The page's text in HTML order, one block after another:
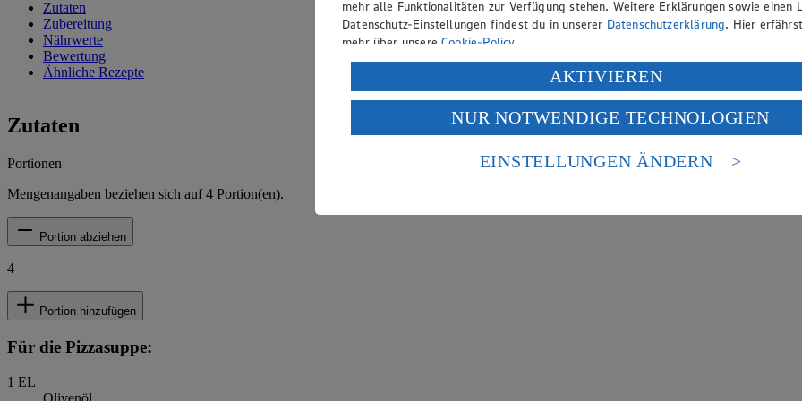
Zutaten
Zubereitung
Nährwerte
Bewertung
Ähnliche Rezepte
Zutaten
Portionen
Mengenangaben beziehen sich auf4 Portion(en).
Portion abziehen
4
Portion hinzufügen
Für die Pizzasuppe:
1 EL
Olivenöl
mehr alle Funktionalitäten zur Verfügung stehen. Weitere Erklärungen sowie einen
Datenschutz-Einstellungen findest du in unserer Datenschutzerklärung. Hier
mehr über unsereCookie-Policy.
Verarbeitung deiner personenbezogenen Daten in den USA durch Facebook und
Wenn du auf „Aktivieren“ klickst, willigst du im Sinne des Art. 49 Abs. 1 Satz 1 lit.
ein, dass deine Daten in den USA verarbeitet werden. Der EuGH sieht die USA als
einem nach europäischen Standards nicht angemessenen Datenschutzniveau an. Es
Risiko eines Zugriffs durch US-amerikanische Behörden.
AKTIVIEREN
NUR NOTWENDIGE TECHNOLOGIEN
EINSTELLUNGEN ÄNDERN